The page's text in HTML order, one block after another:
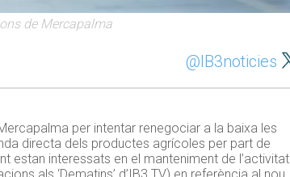
de Mercapalma
@IB3noticies
per intentar renegociar a la baixa les
directa dels productes agrícoles per part de
estan interessats en el manteniment de l’activitat